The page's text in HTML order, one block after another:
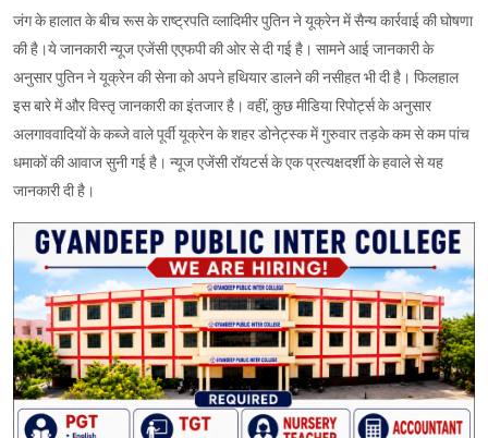
जंग के हालात के बीच रूस के राष्ट्रपति व्लादिमीर पुतिन ने यूक्रेन में सैन्य कार्रवाई की घोषणा
की है।ये जानकारी न्यूज एजेंसी एएफपी की ओर से दी गई है। सामने आई जानकारी के
अनुसार पुतिन ने यूक्रेन की सेना को अपने हथियार डालने की नसीहत भी दी है। फिलहाल
इस बारे में और विस्तृ जानकारी का इंतजार है। वहीं, कुछ मीडिया रिपोर्ट्स के अनुसार
अलगाववादियों के कब्जे वाले पूर्वी यूक्रेन के शहर डोनेट्स्क में गुरुवार तड़के कम से कम पांच
धमाकों की आवाज सुनी गई है। न्यूज एजेंसी रॉयटर्स के एक प्रत्यक्षदर्शी के हवाले से यह
जानकारी दी है।